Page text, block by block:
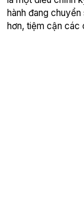
hành đang
hơn, tiệm cận các